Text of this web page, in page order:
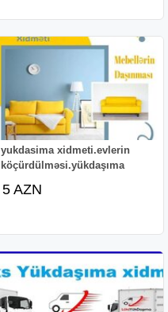
yukdasima xidmeti.evlerin
köçürdülməsi.yükdaşıma
5 AZN